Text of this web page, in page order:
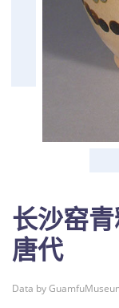
长沙窑
唐代
Data by